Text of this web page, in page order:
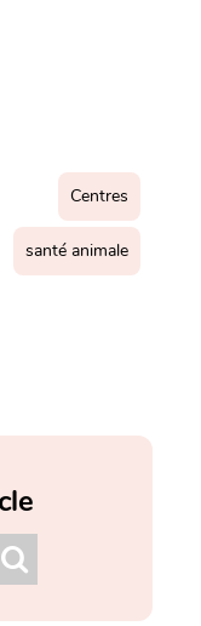
Centres
santé animale